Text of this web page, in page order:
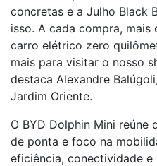
concretas e a Julho Black
isso. A cada compra, mais
carro elétrico zero
mais para visitar o nosso
destaca Alexandre
Jardim Oriente.
O BYD Dolphin Mini reúne
de ponta e foco na
eficiência, conectividade e